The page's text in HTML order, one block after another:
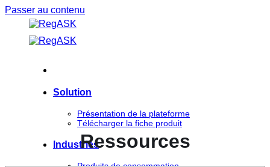
Passer au contenu
Solution
Présentation de la plateforme
Télécharger la fiche produit
IndustriesRessources